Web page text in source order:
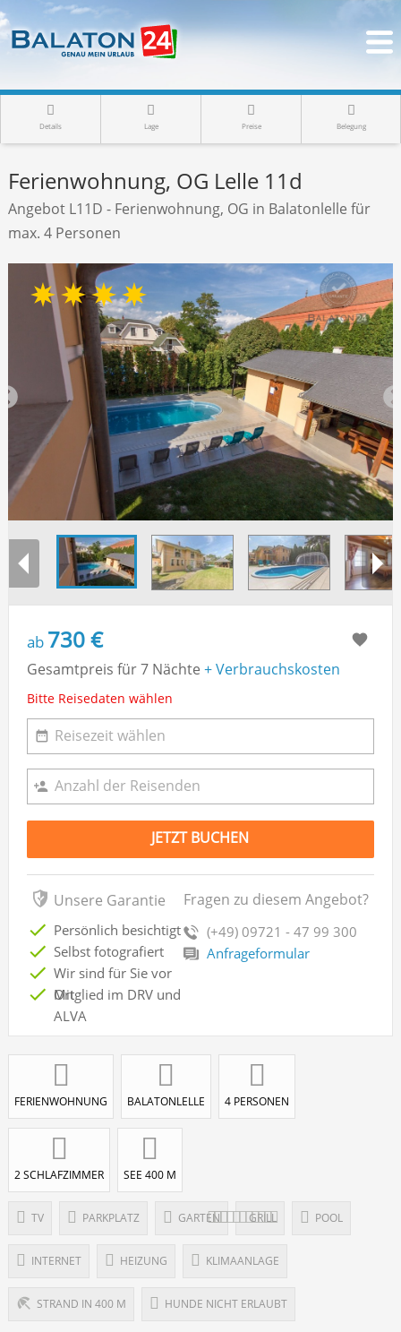
Details Lage Preise Belegung
Ferienwohnung, OG Lelle 11d
Angebot L11D - Ferienwohnung, OG in Balatonlelle für
max. 4 Personen
ab 730 €
Gesamtpreis für 7 Nächte + Verbrauchskosten
Bitte Reisedaten wählen
JETZT BUCHEN
Unsere Garantie
Persönlich besichtigt
Selbst fotografiert
Wir sind für Sie vor
Ort
Mitglied im DRV und
ALVA
Fragen zu diesem Angebot?
(+49) 09721 - 47 99 300
Anfrageformular
FERIENWOHNUNG BALATONLELLE 4 PERSONEN
2 SCHLAFZIMMER SEE 400 M
TV PARKPLATZ GARTEN GRILL POOL
INTERNET HEIZUNG KLIMAANLAGE
STRAND IN 400 M HUNDE NICHT ERLAUBT